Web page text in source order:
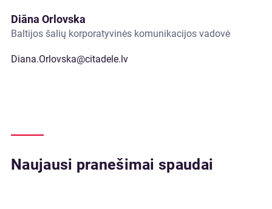
Diāna Orlovska
Baltijos šalių korporatyvinės komunikacijos vadovė
Diana.Orlovska@citadele.lv
Naujausi pranešimai spaudai